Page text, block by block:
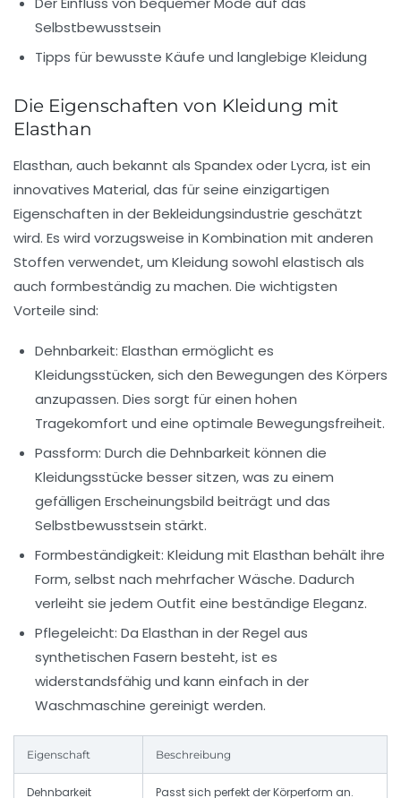
Selbstbewusstsein
Tipps für bewusste Käufe und langlebige Kleidung
Die Eigenschaften von Kleidung mit
Elasthan
Elasthan, auch bekannt als Spandex oder Lycra, ist ein
innovatives Material, das für seine einzigartigen
Eigenschaften in der Bekleidungsindustrie geschätzt
wird. Es wird vorzugsweise in Kombination mit anderen
Stoffen verwendet, um Kleidung sowohl elastisch als
auch formbeständig zu machen. Die wichtigsten
Vorteile sind:
Dehnbarkeit: Elasthan ermöglicht es
Kleidungsstücken, sich den Bewegungen des Körpers
anzupassen. Dies sorgt für einen hohen
Tragekomfort und eine optimale Bewegungsfreiheit.
Passform: Durch die Dehnbarkeit können die
Kleidungsstücke besser sitzen, was zu einem
gefälligen Erscheinungsbild beiträgt und das
Selbstbewusstsein stärkt.
Formbeständigkeit: Kleidung mit Elasthan behält ihre
Form, selbst nach mehrfacher Wäsche. Dadurch
verleiht sie jedem Outfit eine beständige Eleganz.
Pflegeleicht: Da Elasthan in der Regel aus
synthetischen Fasern besteht, ist es
widerstandsfähig und kann einfach in der
Waschmaschine gereinigt werden.
Eigenschaft Beschreibung
Dehnbarkeit Passt sich perfekt der Körperform an.